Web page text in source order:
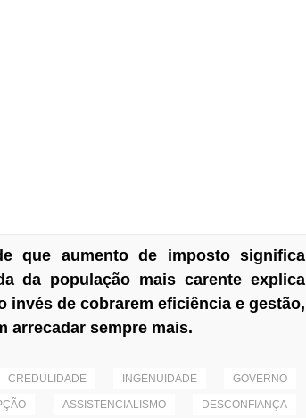
que aumento de imposto significa
da população mais carente explica
invés de cobrarem eficiência e gestão,
arrecadar sempre mais.
CREDULIDADE INGENUIDADE GOVERNO
ASSISTENCIALISMO DESCONFIANÇA